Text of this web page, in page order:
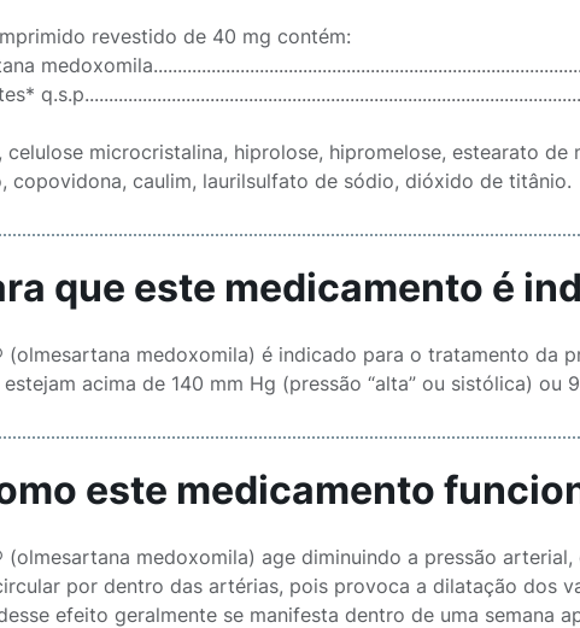
revestido de 40 mg contém:
celulose microcristalina, hiprolose, hipromelose, estearato
copovidona, caulim, laurilsulfato de sódio, dióxido de titânio.
que este medicamento é
(olmesartana medoxomila) é indicado para o tratamento da
acima de 140 mm Hg (pressão “alta” ou sistólica) ou
este medicamento
(olmesartana medoxomila) age diminuindo a pressão
por dentro das artérias, pois provoca a dilatação dos
efeito geralmente se manifesta dentro de uma semana